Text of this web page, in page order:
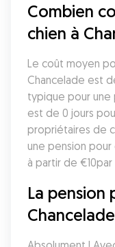
Combien
chien à
Le coût moyen
Chancelade est
typique pour une
est de 0 jours
propriétaires de
une pension
à partir de €10par
La pension